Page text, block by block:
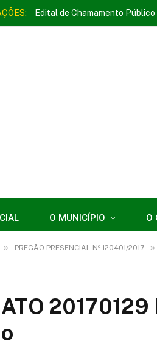
Edital de Chamamento
O MUNICÍPIO O
» PREGÃO PRESENCIAL Nº 120401/2017 »
20170129